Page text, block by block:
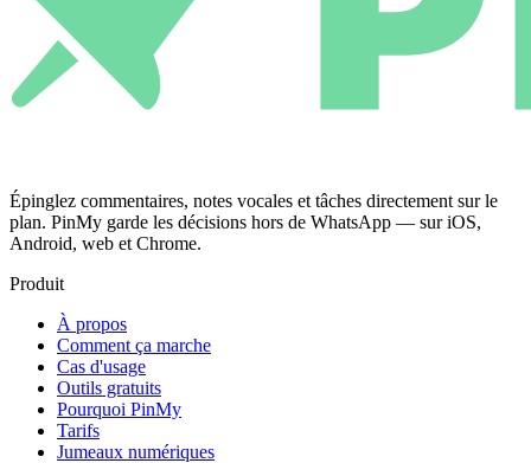
Épinglez commentaires, notes vocales et tâches directement sur le
plan. PinMy garde les décisions hors de WhatsApp — sur iOS,
Android, web et Chrome.
Produit
À propos
Comment ça marche
Cas d'usage
Outils gratuits
Pourquoi PinMy
Tarifs
Jumeaux numériques